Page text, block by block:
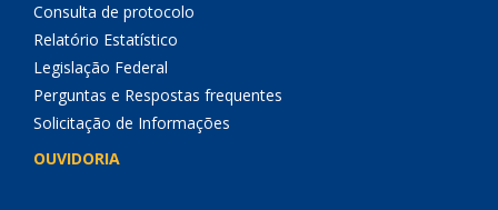
Consulta de protocolo
Relatório Estatístico
Legislação Federal
Perguntas e Respostas frequentes
Solicitação de Informações
OUVIDORIA